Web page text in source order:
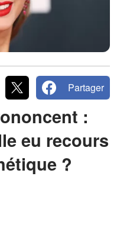
Partager
:
eu recours
?